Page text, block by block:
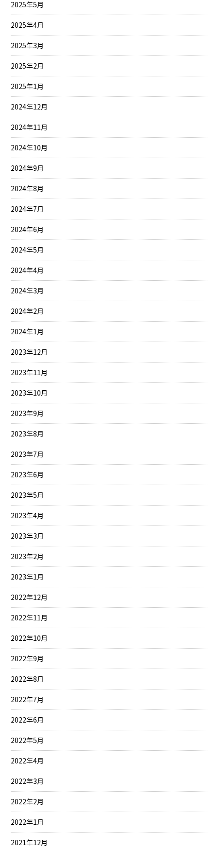
2025年5月
2025年4月
2025年3月
2025年2月
2025年1月
2024年12月
2024年11月
2024年10月
2024年9月
2024年8月
2024年7月
2024年6月
2024年5月
2024年4月
2024年3月
2024年2月
2024年1月
2023年12月
2023年11月
2023年10月
2023年9月
2023年8月
2023年7月
2023年6月
2023年5月
2023年4月
2023年3月
2023年2月
2023年1月
2022年12月
2022年11月
2022年10月
2022年9月
2022年8月
2022年7月
2022年6月
2022年5月
2022年4月
2022年3月
2022年2月
2022年1月
2021年12月